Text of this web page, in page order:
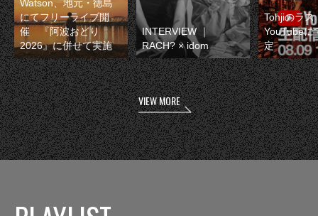
Watson、地元・徳島
にてフリーライブ開
催 『阿波おどり
2026』に併せて実施
INTERVIEW ｜
RACH? × idom
Tohjiのラス
YouTubeに
定
VIEW MORE